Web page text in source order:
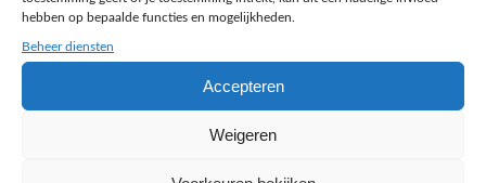
hebben op bepaalde functies en mogelijkheden.
Beheer diensten
Accepteren
Weigeren
Bekijk hieronder ons laatste werk